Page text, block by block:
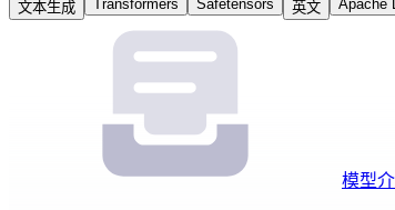
文本生成 Transformers Safetensors 英文 Apache
模型